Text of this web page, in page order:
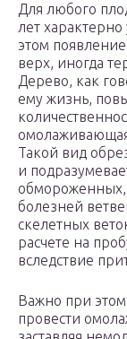
Для любого
лет
этом
верх, иногда
Дерево, как
ему жизнь,
Такой вид
и
обмороженных,
болезней
скелетных
расчете на
вследствие
Важно при этом
провести